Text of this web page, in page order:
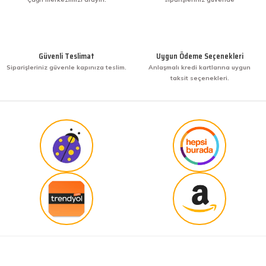
veriş yaptım. İşine sahip çıkmak ve işini hakkıyla
hızlı teslimat ve güvenirlik ne derseniz var.
K... G... | 09/10/2025
Uygun fiyat,kaliteli ürün
Osman Bilge | 20/06/2025
Kalın misina ile uyumlumudur
Güvenli Teslimat
Siparişleriniz güvenle kapınıza teslim.
Uygun Ödeme Seçenekleri
Anlaşmalı kredi kartlarına uygun
taksit seçenekleri.